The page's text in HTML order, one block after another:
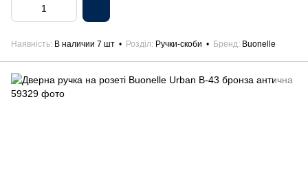
Наявність В наличии 7 шт Розділ Ручки-скоби Бренд Buonelle